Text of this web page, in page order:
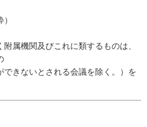
機関及びこれに類するものは、
きないとされる会議を除く。）を